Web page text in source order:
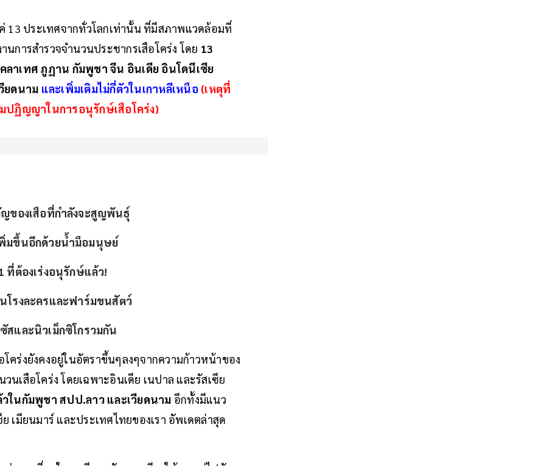
13 ประเทศจากทั่วโลกเท่านั้น ที่มีสภาพแวดล้อมที่
การสำรวจจำนวนประชากรเสือโคร่ง โดย 13
ลาเทศ ภูฏาน กัมพูชา จีน อินเดีย อินโดนีเซีย
ยดนาม และเพิ่มเติมไม่กี่ตัวในเกาหลีเหนือ (เหตุที่
ปฏิญญาในการอนุรักษ์เสือโคร่ง)
ญของเสือที่กำลังจะสูญพันธุ์
มขึ้นอีกด้วยน้ำมือมนุษย์
ต้องเร่งอนุรักษ์แล้ว!
โรงละครและฟาร์มขนสัตว์
และนิวเม็กซิโกรวมกัน
ร่งยังคงอยู่ในอัตราขึ้นๆลงๆจากความก้าวหน้าของ
นเสือโคร่ง โดยเฉพาะอินเดีย เนปาล และรัสเซีย
ในกัมพูชา สปป.ลาว และเวียดนาม อีกทั้งมีแนว
เมียนมาร์ และประเทศไทยของเรา อัพเดตล่าสุด